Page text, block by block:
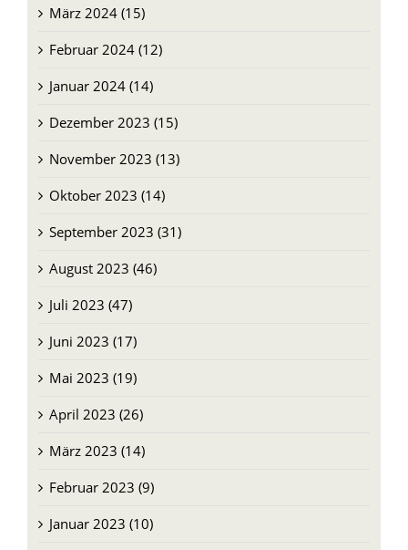
März 2024 (15)
Februar 2024 (12)
Januar 2024 (14)
Dezember 2023 (15)
November 2023 (13)
Oktober 2023 (14)
September 2023 (31)
August 2023 (46)
Juli 2023 (47)
Juni 2023 (17)
Mai 2023 (19)
April 2023 (26)
März 2023 (14)
Februar 2023 (9)
Januar 2023 (10)